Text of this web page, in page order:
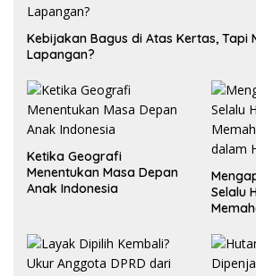
Kebijakan Bagus di Atas Kertas, Tapi
Lapangan?
Ketika Geografi
Menentukan Masa Depan
Anak Indonesia
Selalu